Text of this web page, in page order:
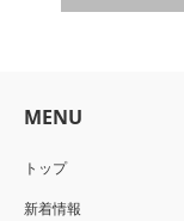
MENU
トップ
新着情報